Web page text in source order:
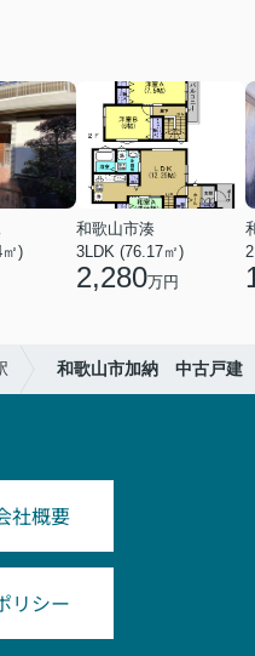
)
和歌山市湊
3LDK (76.17㎡)
2,280万円
和歌山市加納 中古戸建
社概要
リシー